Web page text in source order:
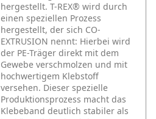
hergestellt. T-REX® wird durch
einen speziellen Prozess
hergestellt, der sich CO-
EXTRUSION nennt: Hierbei wird
der PE-Träger direkt mit dem
Gewebe verschmolzen und mit
hochwertigem Klebstoff
versehen. Dieser spezielle
Produktionsprozess macht das
Klebeband deutlich stabiler als